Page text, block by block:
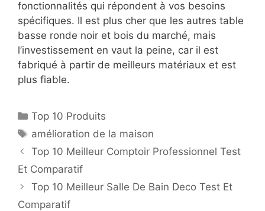
fonctionnalités qui répondent à vos besoins
spécifiques. Il est plus cher que les autres table
basse ronde noir et bois du marché, mais
l’investissement en vaut la peine, car il est
fabriqué à partir de meilleurs matériaux et est
plus fiable.
Top 10 Produits
amélioration de la maison
Top 10 Meilleur Comptoir Professionnel Test
Et Comparatif
Top 10 Meilleur Salle De Bain Deco Test Et
Comparatif